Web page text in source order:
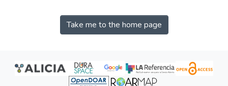
Take me to the home page